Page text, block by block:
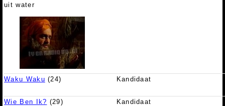
uit water
Waku Waku (24) Kandidaat
Wie Ben Ik? (29) Kandidaat